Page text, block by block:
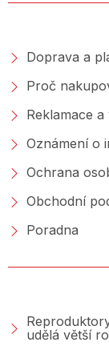
Doprava a
Proč
Reklamace
Oznámení o
Ochrana
Obchodní
Poradna
udělá větší